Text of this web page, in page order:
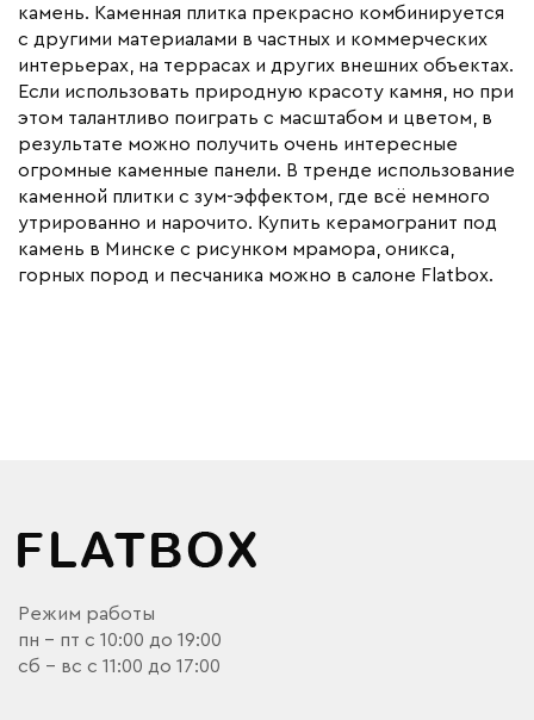
камень. Каменная плитка прекрасно комбинируется
с другими материалами в частных и коммерческих
интерьерах, на террасах и других внешних объектах.
Если использовать природную красоту камня, но при
этом талантливо поиграть с масштабом и цветом, в
результате можно получить очень интересные
огромные каменные панели. В тренде использование
каменной плитки с зум-эффектом, где всё немного
утрированно и нарочито. Купить керамогранит под
камень в Минске с рисунком мрамора, оникса,
горных пород и песчаника можно в салоне Flatbox.
Режим работы
пн - пт с 10:00 до 19:00
сб - вс с 11:00 до 17:00